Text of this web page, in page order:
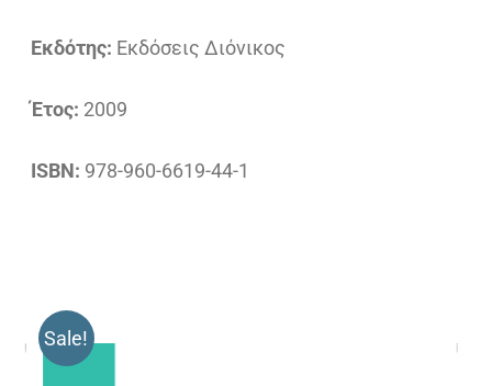
Εκδότης: Εκδόσεις Διόνικος
Έτος: 2009
ISBN: 978-960-6619-44-1
Sale!